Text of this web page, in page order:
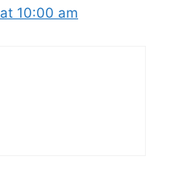
10:00 am